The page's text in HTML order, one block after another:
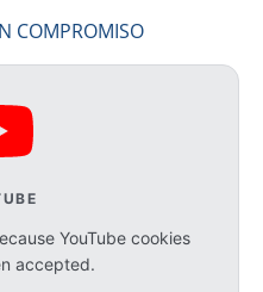
COMPROMISO
YouTube cookies
accepted.